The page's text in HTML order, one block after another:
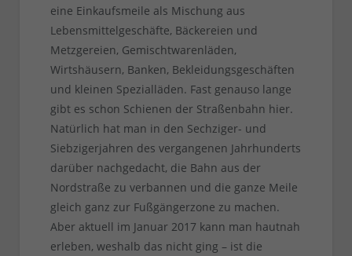
eine Einkaufsmeile als Mischung aus
Lebensmittelgeschäfte, Bäckereien und
Metzgereien, Gemischtwarenläden,
Wirtshäusern, Banken, Bekleidungsgeschäften
und kleinen Spezialläden. Fast genauso lange
gibt es schon Schienen der Straßenbahn hier.
Natürlich hat man in den Sechziger- und
Siebzigerjahren des vergangenen Jahrhunderts
darüber nachgedacht, die Bahn aus der
Nordstraße zu verbannen und die ganze Meile
gleich ganz zur Fußgängerzone zu machen.
Aber aktuell im Januar 2017 kann man hautnah
erleben, weshalb das nicht ging – ist die